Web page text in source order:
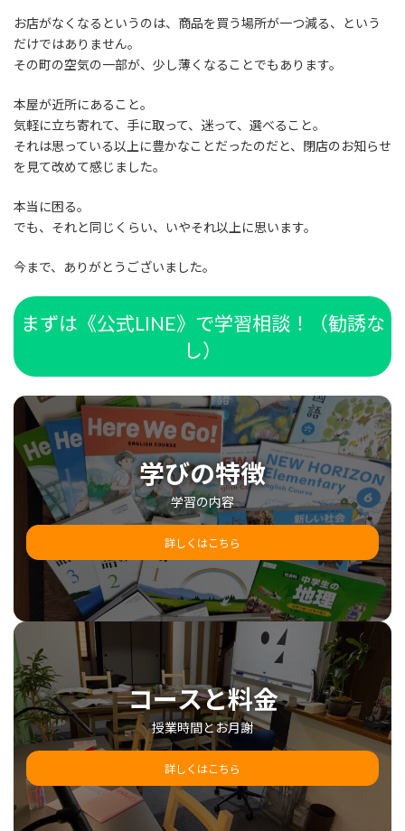
お店がなくなるというのは、商品を買う場所が一つ減る、という
だけではありません。
その町の空気の一部が、少し薄くなることでもあります。
本屋が近所にあること。
気軽に立ち寄れて、手に取って、迷って、選べること。
それは思っている以上に豊かなことだったのだと、閉店のお知らせ
を見て改めて感じました。
本当に困る。
でも、それと同じくらい、いやそれ以上に思います。
今まで、ありがとうございました。
まずは《公式LINE》で学習相談！（勧誘な
し）
学びの特徴
学習の内容
詳しくはこちら
コースと料金
授業時間とお月謝
詳しくはこちら